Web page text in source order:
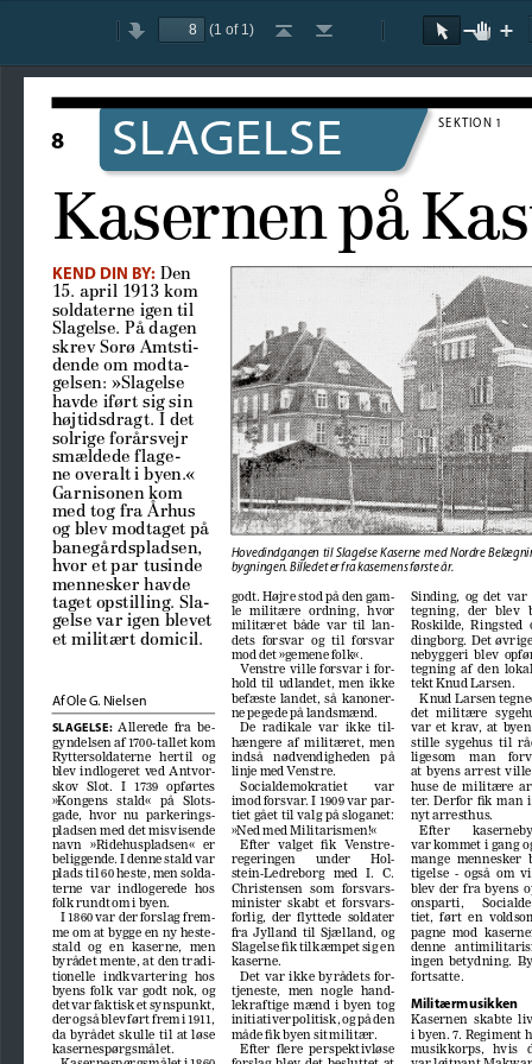
PreviousNext
(1 of 1)
Go
Go
Rotate
RotateText
Hand
Zoom
SEKTION 1
SLAGELSE
8
KEND DIN BY: Den
15. april 1913 kom
soldaterne igen til
Slagelse. På dagen
skrev Sorø Amtsti-
dende om modta-
gelsen: »Slagelse
havde iført sig sin
højtidsdragt. I det
solrige forårsvejr
smældede flage-
ne overalt i byen.«
Garnisonen kom
med tog fra Århus
og blev modtaget på
banegårdspladsen,
hvor et par tusinde
mennesker havde
taget opstilling. Sla-
gelse var igen blevet
et militært domicil.
Af Ole G. Nielsen
SLAGELSE:
  Allerede  fra  be
gyndelsen af 1700-tallet kom
Ryttersoldaterne   hertil   og
blev  indlogeret  ved  Antvor-
skov   Slot.   I   1739   opførtes
»Kongens   stald«   på   Slots-
gade,  hvor  nu  parkerings-
pladsen med det misvisende
navn   »Ridehuspladsen«   er
beliggende. I denne stald var
plads til 60 heste, men solda
terne   var   indlogerede   hos
folk rundt om i byen.
I 1860 var der forslag frem
me om at bygge en ny heste
stald   og   en   kaserne,   men
byrådet mente, at den tradi-
tionelle   indkvartering   hos
byens  folk  var  godt  nok,  og
det var faktisk et synspunkt,
der også blev ført frem i 1911,
da  byrådet  skulle  til  at  løse
kasernespørgsmålet.
Kasernespørgsmålet i 1860
godt. Højre stod på den gam
le   militære   ordning,   hvor
militæret  både  var  til  lan
dets  forsvar  og  til  forsvar
mod det »gemene folk«.
Venstre ville forsvar i for-
hold  til  udlandet,  men  ikke
befæste  landet,  så  kanoner-
ne pegede på landsmænd.
De  radikale  var  ikke  til-
hængere  af  militæret,  men
indså   nødvendigheden   på
linje med Venstre.
Socialdemokratiet         var
imod forsvar. I 1909 var par-
tiet gået til valg på sloganet:
»Ned med Militarismen!«
Efter   valget   fik   Venstre
regeringen       under       Hol-
stein-Ledreborg   med   I.   C.
Christensen   som   forsvars-
minister  skabt  et  forsvars-
forlig,  der  flyttede  soldater
fra  Jylland  til  Sjælland,  og
Slagelse fik tilkæmpet sig en
kaserne.
Det  var  ikke  byrådets  for-
tjeneste,   men   nogle   hand
lekraftige  mænd  i  byen  tog
initiativer politisk, og på den
måde fik byen sit militær.
Efter  flere  perspektivløse
forslag  blev  det  besluttet  at
Sinding,  og  det
tegning,   der   blev
Roskilde,  Ringsted
dingborg.  Det
nebyggeri  blev
tegning  af  den
tekt Knud Larsen.
Knud Larsen
det   militære
var  et  krav,  at
stille  sygehus  til
ligesom    man
at  byens  arrest
huse  de  militære
ter.  Derfor  fik  man  i
nyt arresthus.
Efter
var kommet i gang
mange  mennesker
tigelse  -  også  om
blev  der  fra  byens
onsparti,
tiet,  ført  en
pagne  mod
denne
ingen  betydning.
fortsatte.
Militærmusikken
Kasernen  skabte
i byen. 7. Regiment
musikkorps,   hvis
var løjtnant
Kasernen på
Hovedindgangen  til  Slagelse  Kaserne  med  Nordre
bygningen. Billedet er fra kasernens første år.